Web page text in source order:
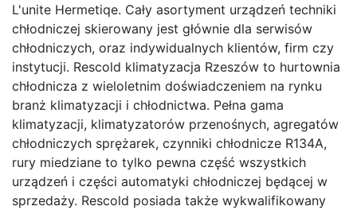
L'unite Hermetiqe. Cały asortyment urządzeń techniki
chłodniczej skierowany jest głównie dla serwisów
chłodniczych, oraz indywidualnych klientów, firm czy
instytucji. Rescold klimatyzacja Rzeszów to hurtownia
chłodnicza z wieloletnim doświadczeniem na rynku
branż klimatyzacji i chłodnictwa. Pełna gama
klimatyzacji, klimatyzatorów przenośnych, agregatów
chłodniczych sprężarek, czynniki chłodnicze R134A,
rury miedziane to tylko pewna część wszystkich
urządzeń i części automatyki chłodniczej będącej w
sprzedaży. Rescold posiada także wykwalifikowany